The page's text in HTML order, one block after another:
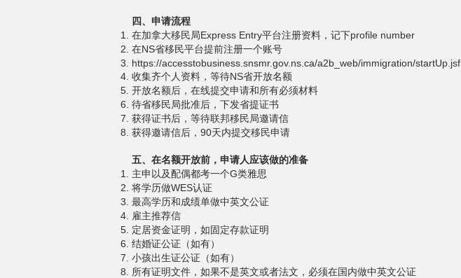
四、申请流程
在加拿大移民局Express Entry平台注册资料，记下profile number
在NS省移民平台提前注册一个账号
https://accesstobusiness.snsmr.gov.ns.ca/a2b_web/immigration/startUp.jsf
收集齐个人资料，等待NS省开放名额
开放名额后，在线提交申请和所有必须材料
待省移民局批准后，下发省提证书
获得证书后，等待联邦移民局邀请信
获得邀请信后，90天内提交移民申请
五、在名额开放前，申请人应该做的准备
主申以及配偶都考一个G类雅思
将学历做WES认证
最高学历和成绩单做中英文公证
雇主推荐信
定居资金证明，如固定存款证明
结婚证公证（如有）
小孩出生证公证（如有）
所有证明文件，如果不是英文或者法文，必须在国内做中英文公证